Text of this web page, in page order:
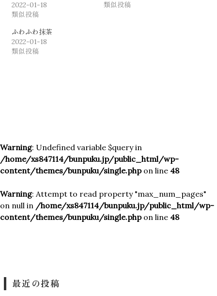
2022-01-18
類似投稿
類似投稿
ふわふわ抹茶
2022-01-18
類似投稿
Warning: Undefined variable $query in
/home/xs847114/bunpuku.jp/public_html/wp-
content/themes/bunpuku/single.phpon line 48
Warning: Attempt to read property "max_num_pages"
on null in /home/xs847114/bunpuku.jp/public_html/wp-
content/themes/bunpuku/single.phpon line 48
最近の投稿